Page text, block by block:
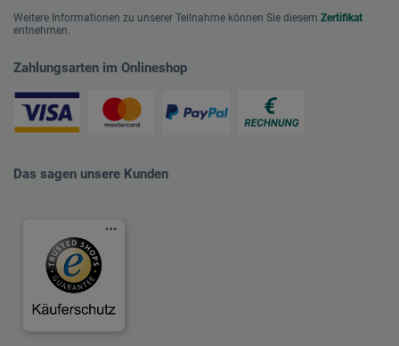
Weitere Informationen zu unserer Teilnahme können Sie diesem Zertifikat
entnehmen.
Zahlungsarten im Onlineshop
Das sagen unsere Kunden